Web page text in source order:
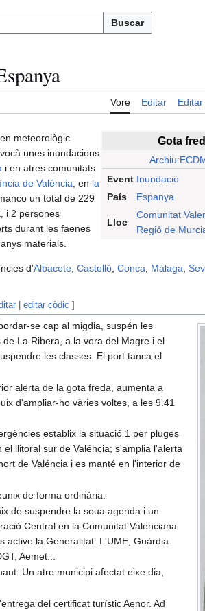
Buscar
Vore Editar
Gota
Event Inundació
País
Espanya
Lloc
Comunitat
Regió de
meteorològic
unes inundacions
i en atres comunitats
de Valéncia , en la
un total de 229
i 2 persones
durant les faenes
materials.​
d'Albacete Castelló Conca Màlaga
|editar còdic ]
se cap al migdia, suspén les
La Ribera, a la vora del Magre i el
les classes. El port tanca el
alerta de la gota freda, aumenta a
d'ampliar-ho vàries voltes, a les 9.41
establix la situació 1 per pluges
llitoral sur de Valéncia; s'amplia l'alerta
de Valéncia i es manté en l'interior de
de forma ordinària.
de suspendre la seua agenda i un
Central en la Comunitat Valenciana
active la Generalitat. L'UME, Guàrdia
Aemet...
Un atre municipi afectat eixe dia,
del certificat turístic Aenor. Ad